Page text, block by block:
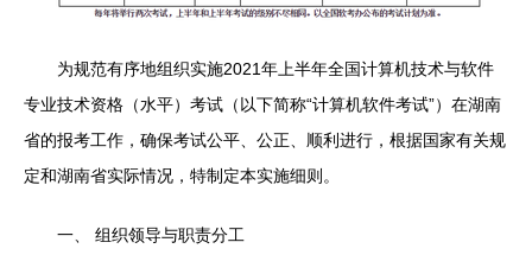
为规范有序地组织实施2021年上半年全国计算机技术与软件
专业技术资格（水平）考试（以下简称“计算机软件考试”）在湖南
省的报考工作，确保考试公平、公正、顺利进行，根据国家有关规
定和湖南省实际情况，特制定本实施细则。
一、 组织领导与职责分工